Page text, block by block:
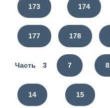
173 174
177 178
Часть 3 7 8
14 15